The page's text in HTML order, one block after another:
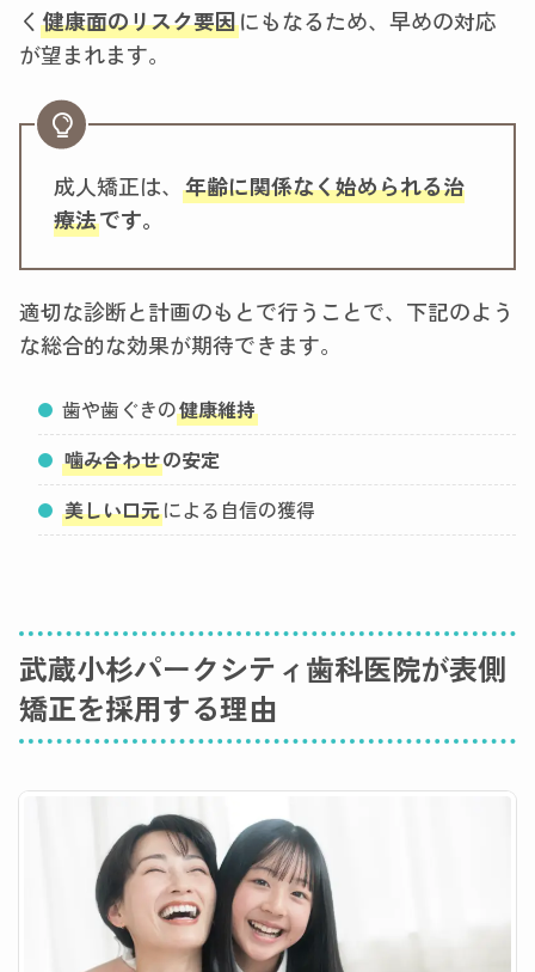
く 健康面のリスク要因にもなるため、早めの対応
が望まれます。
成人矯正は、 年齢に関係なく始められる治
療法です。
適切な診断と計画のもとで行うことで、下記のよう
な総合的な効果が期待できます。
歯や歯ぐきの健康維持
噛み合わせの安定
美しい口元による自信の獲得
武蔵小杉パークシティ歯科医院が表側
矯正を採用する理由